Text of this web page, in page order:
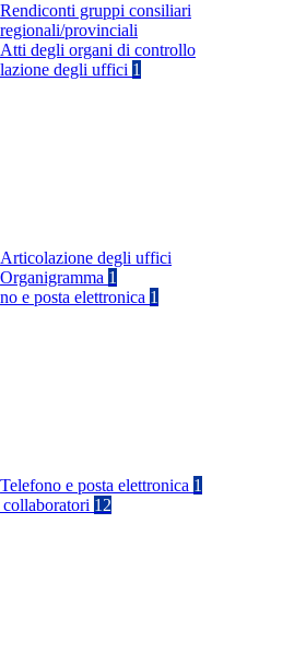
Rendiconti gruppi consiliari
regionali/provinciali
Atti degli organi di controllo
degli uffici 1
Articolazione degli uffici
Organigramma 1
e posta elettronica 1
Telefono e posta elettronica 1
12